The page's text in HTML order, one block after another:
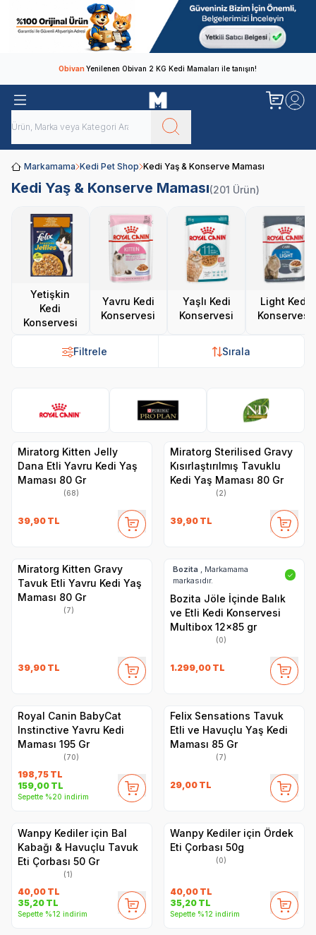
ObivanYenilenen Obivan 2 KG Kedi Mamaları ile tanışın!
Markamama Kedi Pet Shop Kedi Yaş & Konserve Maması
Kedi Yaş & Konserve Maması(201 Ürün)
Yetişkin
Kedi
Konservesi
Yavru Kedi
Konservesi
Yaşlı Kedi
Konservesi
Light Kedi
Konservesi
Filtrele Sırala
Miratorg Kitten Jelly
Dana Etli Yavru Kedi Yaş
Maması 80 Gr
(68)
39,90 TL
Miratorg Sterilised Gravy
Kısırlaştırılmış Tavuklu
Kedi Yaş Maması 80 Gr
(2)
39,90 TL
Miratorg Kitten Gravy
Tavuk Etli Yavru Kedi Yaş
Maması 80 Gr
(7)
39,90 TL
Bozita , Markamama
markasıdır.
✓
Bozita Jöle İçinde Balık
ve Etli Kedi Konservesi
Multibox 12x85 gr
(0)
1.299,00 TL
Royal Canin BabyCat
Instinctive Yavru Kedi
Maması 195 Gr
(70)
198,75 TL
159,00 TL
Sepette %20 indirim
Felix Sensations Tavuk
Etli ve Havuçlu Yaş Kedi
Maması 85 Gr
(7)
29,00 TL
Wanpy Kediler için Bal
Kabağı & Havuçlu Tavuk
Eti Çorbası 50 Gr
(1)
40,00 TL
35,20 TL
Sepette %12 indirim
Wanpy Kediler için Ördek
Eti Çorbası 50g
(0)
40,00 TL
35,20 TL
Sepette %12 indirim